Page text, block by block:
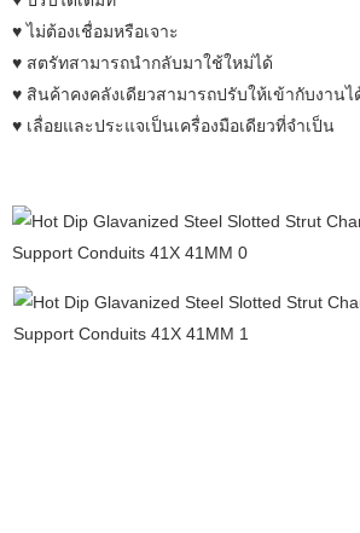
♥ ไม่ต้องเชื่อมหรือเจาะ
♥ สตรัทสามารถนำกลับมาใช้ใหม่ได้
♥ สินค้าคงคลังเดียวสามารถปรับให้เข้ากับงาน
♥ เลื่อยและประแจเป็นเครื่องมือเดียวที่จำเป็น